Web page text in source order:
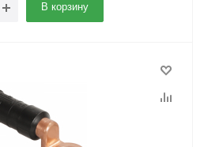
В корзину